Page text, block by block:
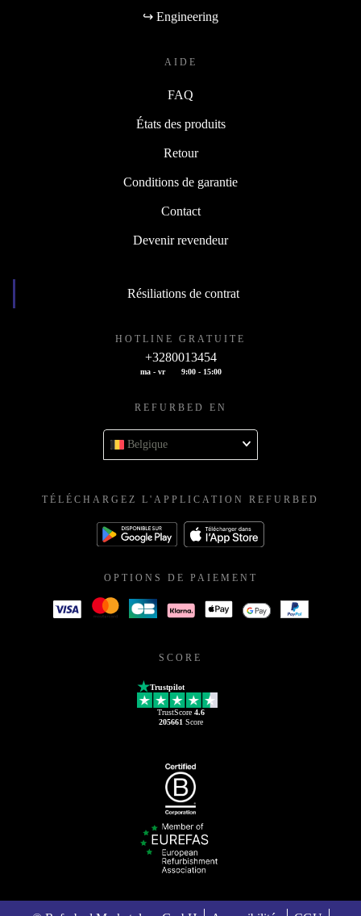
↪ Engineering
AIDE
FAQ
États des produits
Retour
Conditions de garantie
Contact
Devenir revendeur
Résiliations de contrat
HOTLINE GRATUITE
+3280013454
ma - vr 9:00 - 15:00
REFURBED EN
Belgique
TÉLÉCHARGEZ L'APPLICATION REFURBED
OPTIONS DE PAIEMENT
SCORE
Trustpilot
TrustScore 4.6
205661 Score